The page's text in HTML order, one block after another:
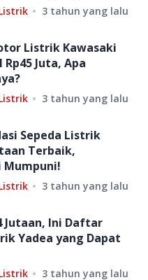
3 tahun yang lalu
Listrik Kawasaki
Juta, Apa
3 tahun yang lalu
Sepeda Listrik
Terbaik,
Mumpuni!
3 tahun yang lalu
Jutaan, Ini Daftar
Yadea yang Dapat
3 tahun yang lalu